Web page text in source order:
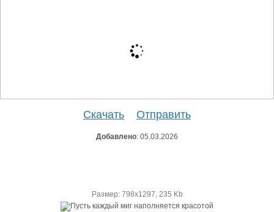
Скачать Отправить
Добавлено: 05.03.2026
Размер: 798х1297, 235 Kb